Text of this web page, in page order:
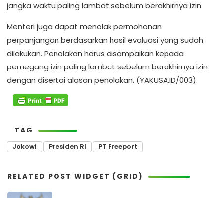
jangka waktu paling lambat sebelum berakhirnya izin.
Menteri juga dapat menolak permohonan
perpanjangan berdasarkan hasil evaluasi yang sudah
dilakukan. Penolakan harus disampaikan kepada
pemegang izin paling lambat sebelum berakhirnya izin
dengan disertai alasan penolakan. (YAKUSA.ID/003).
TAG
Jokowi Presiden RI PT Freeport
RELATED POST WIDGET (GRID)